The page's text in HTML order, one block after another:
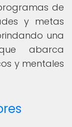
de
y metas
una
abarca
y mentales